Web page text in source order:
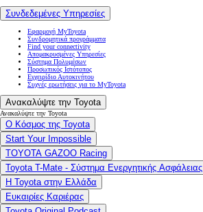
Συνδεδεμένες Υπηρεσίες
Εφαρμογή MyToyota
Συνδρομητικά προγράμματα
Find your connectivity
Απομακρυσμένες Υπηρεσίες
Σύστημα Πολυμέσων
Προσωπικός Ιστότοπος
Εγχειρίδιο Αυτοκινήτου
Συχνές ερωτήσεις για το MyToyota
Ανακαλύψτε την Toyota
Ανακαλύψτε την Toyota
Ο Κόσμος της Toyota
Start Your Impossible
TOYOTA GAZOO Racing
Toyota T-Mate - Σύστημα Ενεργητικής Ασφάλειας
Η Toyota στην Ελλάδα
Ευκαιρίες Καριέρας